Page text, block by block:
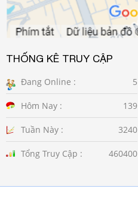
THỐNG KÊ TRUY CẬP
Đang Online : 5
Hôm Nay : 139
Tuần Này : 3240
Tổng Truy Cập : 460400